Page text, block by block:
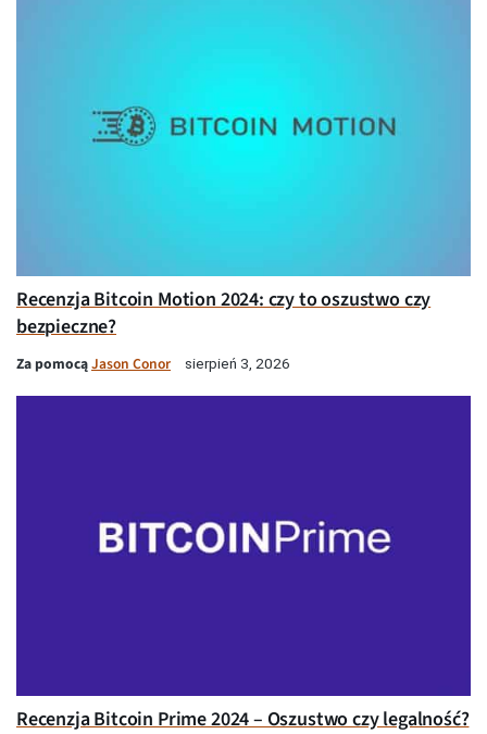
Recenzja Bitcoin Motion 2024: czy to oszustwo czy
bezpieczne?
Za pomocąJason Conor sierpień 3, 2026
Recenzja Bitcoin Prime 2024 – Oszustwo czy legalność?